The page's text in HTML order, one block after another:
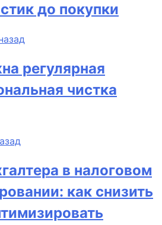
до покупки
регулярная
чистка
в налоговом
как снизить